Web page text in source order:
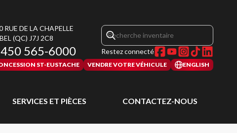
RUE DE LA CHAPELLE
(QC) J7J 2C8
450 565-6000 Restez connecté
ST-EUSTACHE VENDRE VOTRE VÉHICULE ENGLISH
SERVICES ET PIÈCES CONTACTEZ-NOUS